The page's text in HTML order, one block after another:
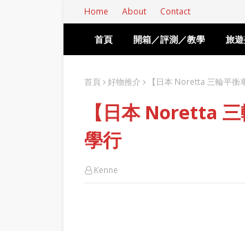
Home About Contact
首頁 開箱／評測／教學 旅
首頁 好物推介 【日本 Noretta 三輪平
【日本 Noretta
學行
Kenne